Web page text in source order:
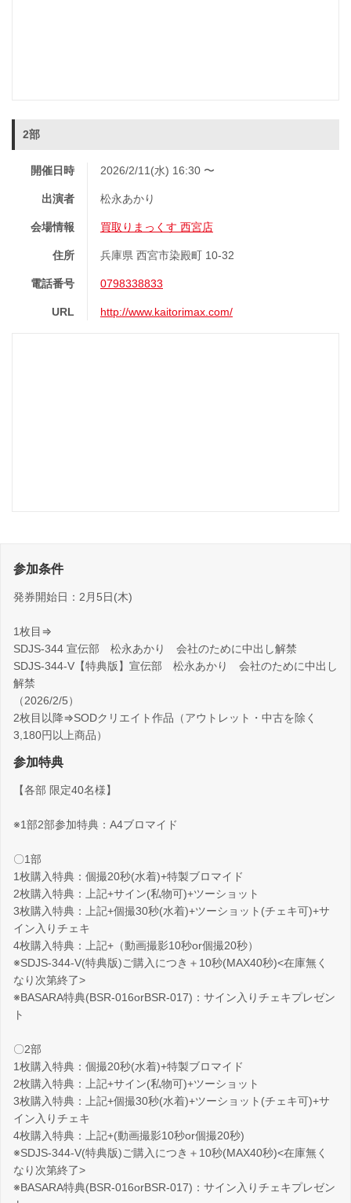
2部
開催日時 2026/2/11(水) 16:30 〜
出演者 松永あかり
会場情報 買取りまっくす 西宮店
住所 兵庫県 西宮市染殿町 10-32
電話番号 0798338833
URL http://www.kaitorimax.com/
参加条件
発券開始日：2月5日(木)
1枚目⇒
SDJS-344 宣伝部 松永あかり 会社のために中出し解禁
SDJS-344-V【特典版】宣伝部 松永あかり 会社のために中出し
解禁
（2026/2/5）
2枚目以降⇒SODクリエイト作品（アウトレット・中古を除く
3,180円以上商品）
参加特典
【各部 限定40名様】
※1部2部参加特典：A4ブロマイド
〇1部
1枚購入特典：個撮20秒(水着)+特製ブロマイド
2枚購入特典：上記+サイン(私物可)+ツーショット
3枚購入特典：上記+個撮30秒(水着)+ツーショット(チェキ可)+サ
イン入りチェキ
4枚購入特典：上記+（動画撮影10秒or個撮20秒）
※SDJS-344-V(特典版)ご購入につき＋10秒(MAX40秒)<在庫無く
なり次第終了>
※BASARA特典(BSR-016orBSR-017)：サイン入りチェキプレゼン
ト
〇2部
1枚購入特典：個撮20秒(水着)+特製ブロマイド
2枚購入特典：上記+サイン(私物可)+ツーショット
3枚購入特典：上記+個撮30秒(水着)+ツーショット(チェキ可)+サ
イン入りチェキ
4枚購入特典：上記+(動画撮影10秒or個撮20秒)
※SDJS-344-V(特典版)ご購入につき＋10秒(MAX40秒)<在庫無く
なり次第終了>
※BASARA特典(BSR-016orBSR-017)：サイン入りチェキプレゼン